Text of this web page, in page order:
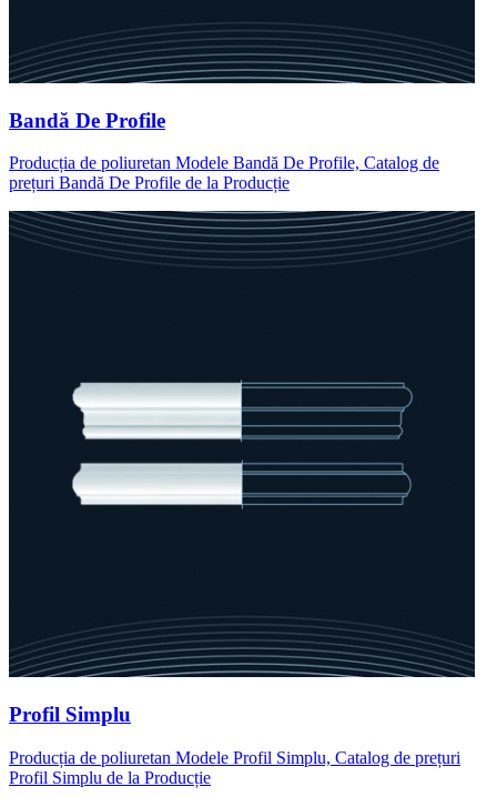
Bandă De Profile
Producția de poliuretan Modele Bandă De Profile, Catalog de
prețuri Bandă De Profile de la Producție
Profil Simplu
Producția de poliuretan Modele Profil Simplu, Catalog de prețuri
Profil Simplu de la Producție